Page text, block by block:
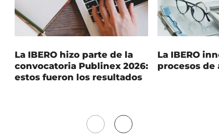
La IBERO hizo parte de la
convocatoria Publinex 2026:
estos fueron los resultados
La IBERO
procesos
Mover Mover